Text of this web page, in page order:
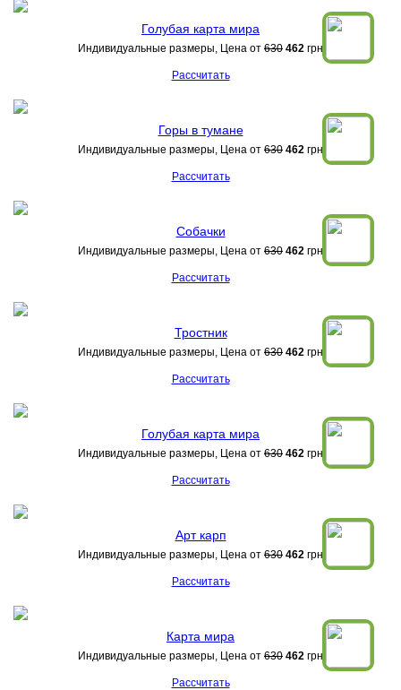
Голубая карта мира
Индивидуальные размеры, Цена от 630 462 грн
Рассчитать
Горы в тумане
Индивидуальные размеры, Цена от 630 462 грн
Рассчитать
Собачки
Индивидуальные размеры, Цена от 630 462 грн
Рассчитать
Тростник
Индивидуальные размеры, Цена от 630 462 грн
Рассчитать
Голубая карта мира
Индивидуальные размеры, Цена от 630 462 грн
Рассчитать
Арт карп
Индивидуальные размеры, Цена от 630 462 грн
Рассчитать
Карта мира
Индивидуальные размеры, Цена от 630 462 грн
Рассчитать